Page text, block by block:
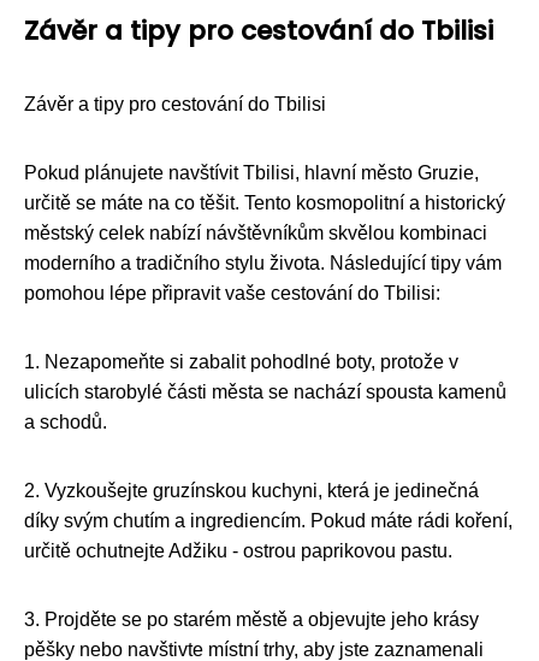
Závěr a tipy pro cestování do Tbilisi
Závěr a tipy pro cestování do Tbilisi
Pokud plánujete navštívit Tbilisi, hlavní město Gruzie,
určitě se máte na co těšit. Tento kosmopolitní a historický
městský celek nabízí návštěvníkům skvělou kombinaci
moderního a tradičního stylu života. Následující tipy vám
pomohou lépe připravit vaše cestování do Tbilisi:
1. Nezapomeňte si zabalit pohodlné boty, protože v
ulicích starobylé části města se nachází spousta kamenů
a schodů.
2. Vyzkoušejte gruzínskou kuchyni, která je jedinečná
díky svým chutím a ingrediencím. Pokud máte rádi koření,
určitě ochutnejte Adžiku - ostrou paprikovou pastu.
3. Projděte se po starém městě a objevujte jeho krásy
pěšky nebo navštivte místní trhy, aby jste zaznamenali